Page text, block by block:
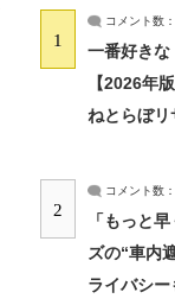
1
コメント数：
一番好きな
【2026年
ねとらぼリ
2
コメント数：
「もっと
ズの“車内
ライバシ